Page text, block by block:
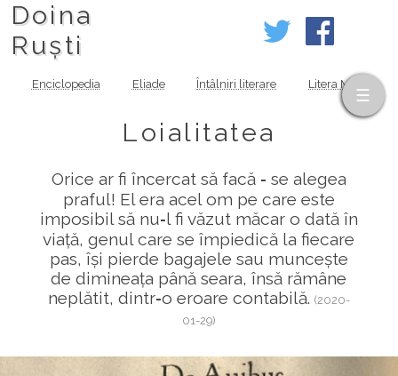
Doina
Ruști
Enciclopedia Eliade Întâlniri literare Litera MOV
Loialitatea
Orice ar fi încercat să facă ‑ se alegea
praful! El era acel om pe care este
imposibil să nu‑l fi văzut măcar o dată în
viață, genul care se împiedică la fiecare
pas, își pierde bagajele sau muncește
de dimineața până seara, însă rămâne
neplătit, dintr‑o eroare contabilă. (2020-
01-29)